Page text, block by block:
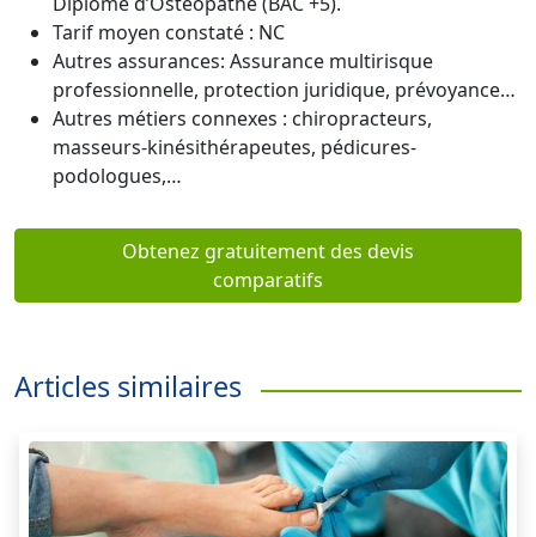
Tarif moyen constaté : NC
Autres assurances: Assurance multirisque
professionnelle, protection juridique, prévoyance…
Autres métiers connexes : chiropracteurs,
masseurs-kinésithérapeutes, pédicures-
podologues,…
Obtenez gratuitement des devis
comparatifs
Articles similaires